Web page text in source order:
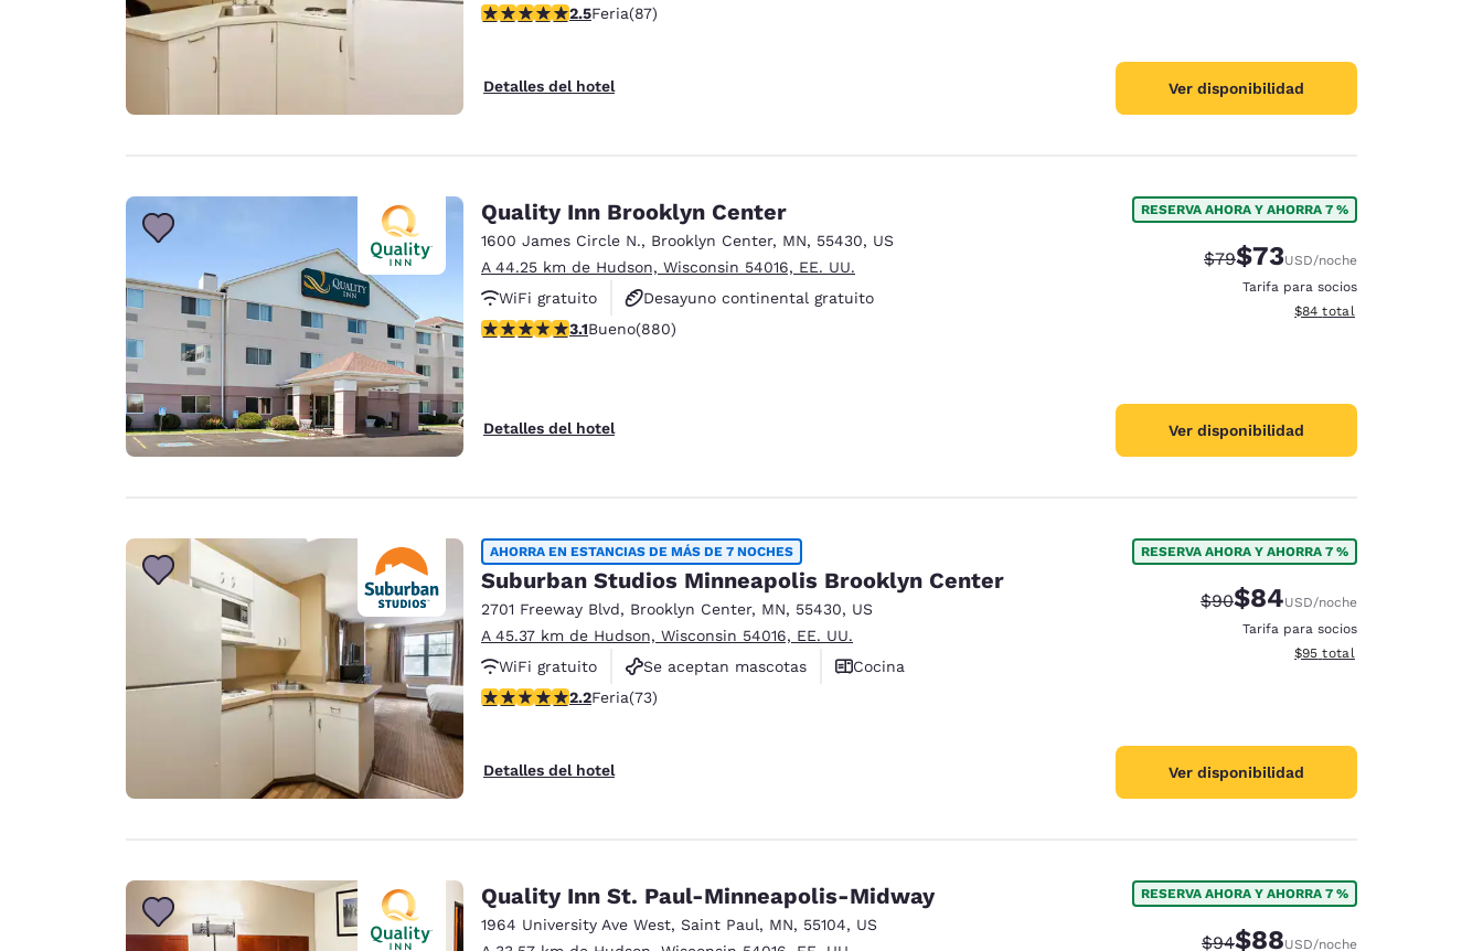
calificación de 2.55 estrellas. Feria. 87 reseñas
2.5Feria(87)
Detalles del hotel Ver disponibilidad
Quality Inn Brooklyn Center
1600 James Circle N., Brooklyn Center, MN, 55430, US
A 44.25 km de Hudson, Wisconsin 54016, EE. UU.
WiFi gratuito
Desayuno continental gratuito
Se aceptan mascotas
calificación de 3.11 estrellas. Bueno. 880 reseñas
3.1Bueno(880)
Detalles del hotel
RESERVA AHORA Y AHORRA 7 %
Precio tachado:
$79Precio con descuento:
$73USD/noche
Tarifa para socios
Ver detalles del total
$84 total
Ver disponibilidad
AHORRA EN ESTANCIAS DE MÁS DE 7 NOCHES
Suburban Studios Minneapolis Brooklyn Center
2701 Freeway Blvd, Brooklyn Center, MN, 55430, US
A 45.37 km de Hudson, Wisconsin 54016, EE. UU.
WiFi gratuito
Se aceptan mascotas
Cocina
calificación de 2.21 estrellas. Feria. 73 reseñas
2.2Feria(73)
Detalles del hotel
RESERVA AHORA Y AHORRA 7 %
Precio tachado:
$90Precio con descuento:
$84USD/noche
Tarifa para socios
Ver detalles del total
$95 total
Ver disponibilidad
Quality Inn St. Paul-Minneapolis-Midway
1964 University Ave West, Saint Paul, MN, 55104, US
RESERVA AHORA Y AHORRA 7 %
Precio tachado:
$94Precio con descuento:
$88USD/noche